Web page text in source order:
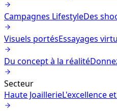
Campagnes LifestyleDes
Visuels portésEssayages
Du concept à la réalité
Secteur
Haute JoaillerieL'excellence